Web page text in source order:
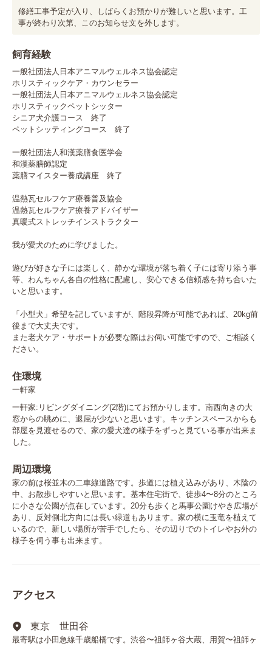
修繕工事予定が入り、しばらくお預かりが難しいと思います。工
事が終わり次第、このお知らせ文を外します。
飼育経験
一般社団法人日本アニマルウェルネス協会認定
ホリスティックケア・カウンセラー
一般社団法人日本アニマルウェルネス協会認定
ホリスティックペットシッター
シニア犬介護コース　終了
ペットシッティングコース　終了
一般社団法人和漢薬膳食医学会
和漢薬膳師認定
薬膳マイスター養成講座　終了
温熱瓦セルフケア療養普及協会
温熱瓦セルフケア療養アドバイザー
真暖式ストレッチインストラクター
我が愛犬のために学びました。
遊びが好きな子には楽しく、静かな環境が落ち着く子には寄り添う事
等、わんちゃん各自の性格に配慮し、安心できる信頼感を持ち合いた
いと思います。
「小型犬」希望を記していますが、階段昇降が可能であれば、20kg前
後まで大丈夫です。
また老犬ケア・サポートが必要な際はお伺い可能ですので、ご相談く
ださい。
住環境
一軒家
一軒家:リビングダイニング(2階)にてお預かりします。南西向きの大
窓からの眺めに、退屈が少ないと思います。キッチンスペースからも
部屋を見渡せるので、家の愛犬達の様子をずっと見ている事が出来ま
した。
周辺環境
家の前は桜並木の二車線道路です。歩道には植え込みがあり、木陰の
中、お散歩しやすいと思います。基本住宅街で、徒歩4〜8分のところ
に小さな公園が点在しています。20分も歩くと馬事公園けやき広場が
あり、反対側北方向には長い緑道もあります。家の横に玉竜を植えて
いるので、新しい場所が苦手でしたら、その辺りでのトイレやお外の
様子を伺う事も出来ます。
アクセス
東京 世田谷
最寄駅は小田急線千歳船橋です。渋谷〜祖師ヶ谷大蔵、用賀〜祖師ヶ